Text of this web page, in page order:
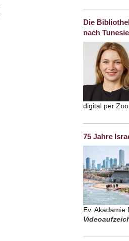
Die
nach
digital per
75 Jahre
Ev.